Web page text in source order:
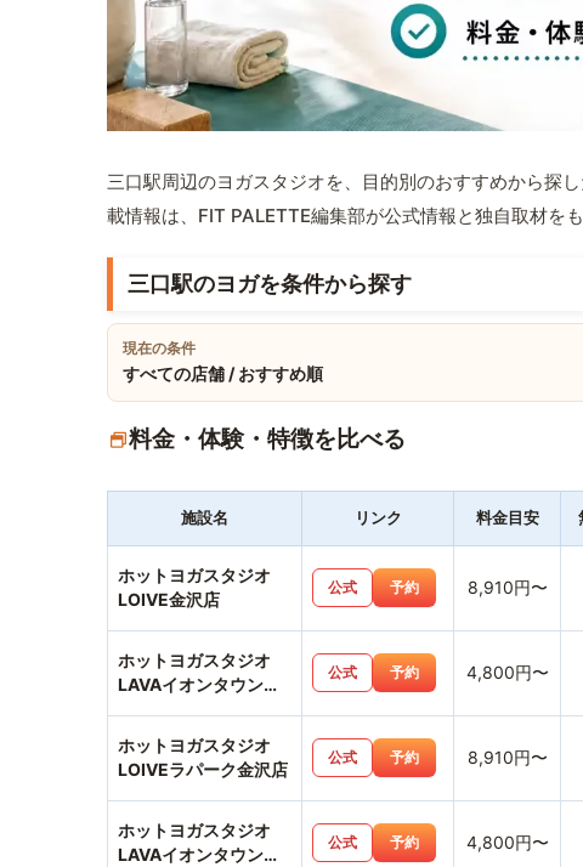
三口駅周辺のヨガスタジオを、目的別のおすすめから探
載情報は、FIT PALETTE編集部が公式情報と独自取材を
三口駅のヨガを条件から探す
現在の条件
すべての店舗 / おすすめ順
料金・体験・特徴を比べる
施設名 リンク 料金目安
ホットヨガスタジオ
LOIVE金沢店
公式 予約 8,910円〜
ホットヨガスタジオ
LAVAイオンタウン金
公式 予約 4,800円〜
ホットヨガスタジオ
LOIVEラパーク金沢店
公式 予約 8,910円〜
ホットヨガスタジオ
LAVAイオンタウン
公式 予約 4,800円〜